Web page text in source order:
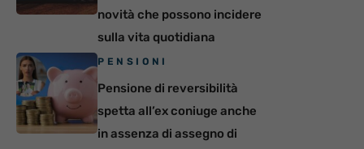
novità che possono incidere
sulla vita quotidiana
PENSIONI
Pensione di reversibilità
spetta all’ex coniuge anche
in assenza di assegno di